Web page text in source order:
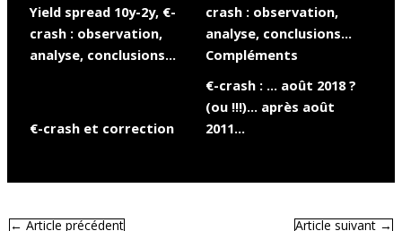
Yield spread 10y-2y, €-
crash : observation,
analyse, conclusions…
crash : observation,
analyse, conclusions…
Compléments
€-crash et correction
€-crash : … août 2018 ?
(ou !!!)… après août
2011…
←Article précédent Article suivant→